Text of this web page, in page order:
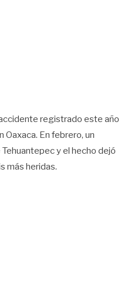
registrado este año
Oaxaca. En febrero, un
y el hecho dejó
más heridas.